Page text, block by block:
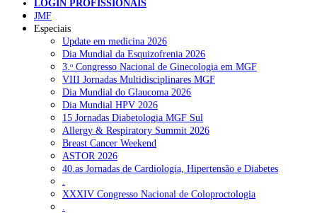
NOTÍCIAS RECENTES
Quase 11.900 jovens recorreram aos cheques psicólogo e
nutricionista no primeiro mês 7 de Agosto, 2026
ULS de Coimbra estreia cirurgia endoscópica do ouvido com
apoio robótico em Portugal 7 de Agosto, 2026
Enfermeiros exigem esclarecimentos sobre eventual gestão
privada da ULS do Algarve 7 de Agosto, 2026
Ordem dos Médicos alerta para riscos no novo sistema de acesso
a consultas e cirurgias
LOGIN PROFISSIONAIS
JMF
Especiais
Update em medicina 2026
Dia Mundial da Esquizofrenia 2026
3.ᵒ Congresso Nacional de Ginecologia em MGF
VIII Jornadas Multidisciplinares MGF
Dia Mundial do Glaucoma 2026
Dia Mundial HPV 2026
15 Jornadas Diabetologia MGF Sul
Allergy & Respiratory Summit 2026
Breast Cancer Weekend
ASTOR 2026
40.as Jornadas de Cardiologia, Hipertensão e Diabetes
.
XXXIV Congresso Nacional de Coloproctologia
.